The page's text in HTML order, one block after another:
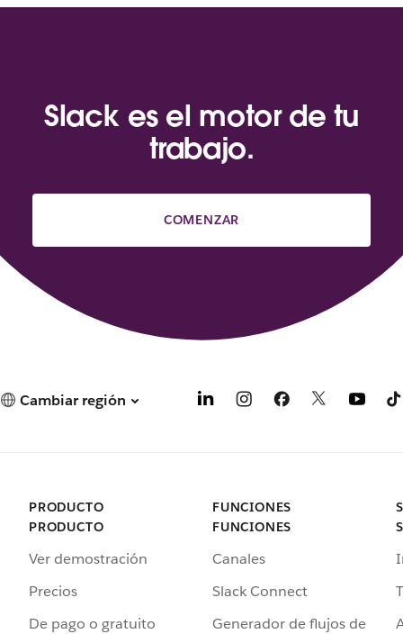
Slack es el motor de tu
trabajo.
COMENZAR
Cambiar región
PRODUCTO
PRODUCTO
Ver demostración
Precios
De pago o gratuito
FUNCIONES
FUNCIONES
Canales
Slack Connect
Generador de flujos de